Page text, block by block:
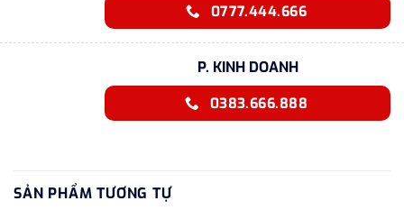
0777.444.666
P. KINH DOANH
0383.666.888
SẢN PHẨM TƯƠNG TỰ